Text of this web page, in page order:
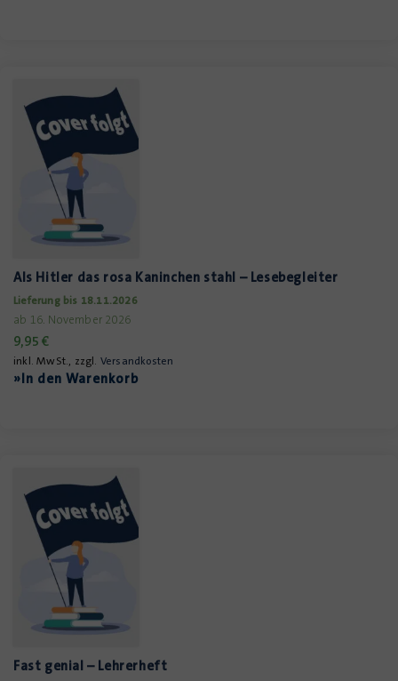
Als Hitler das rosa Kaninchen stahl – Lesebegleiter
Lieferung bis 18.11.2026
ab 16. November 2026
9,95 €
inkl. MwSt., zzgl. Versandkosten
»In den Warenkorb
Fast genial – Lehrerheft